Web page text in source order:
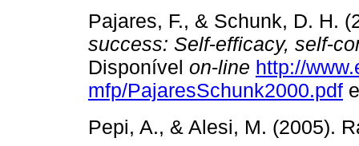
Pajares, F., & Schunk, D. H.
success: Self­‑efficacy, self­‑
Disponível on­‑line http://
mfp/PajaresSchunk2000.pdf
Pepi, A., & Alesi, M. (2005).